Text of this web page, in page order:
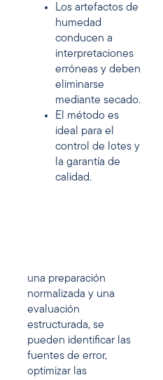
Los artefactos de
humedad
conducen a
interpretaciones
erróneas y deben
eliminarse
mediante secado.
El método es
ideal para el
control de lotes y
la garantía de
calidad.